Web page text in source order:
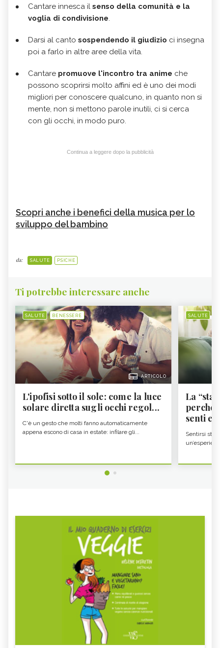
Cantare innesca il senso della comunità e la
voglia di condivisione.
Darsi al canto sospendendo il giudizio ci insegna
poi a farlo in altre aree della vita.
Cantare promuove l'incontro tra anime che
possono scoprirsi molto affini ed è uno dei modi
migliori per conoscere qualcuno, in quanto non si
mente, non si mettono parole inutili, ci si cerca
con gli occhi, in modo puro.
Continua a leggere dopo la pubblicità
Scopri anche i benefici della musica per lo
sviluppo del bambino
da: SALUTE PSICHE
Ti potrebbe interessare anche
SALUTE BENESSERE
ARTICOLO
L'ipofisi sotto il sole: come la luce
solare diretta sugli occhi regol...
C'è un gesto che molti fanno automaticamente
appena escono di casa in estate: infilare gli...
SALUTE
La
perché
senti
Sentirsi